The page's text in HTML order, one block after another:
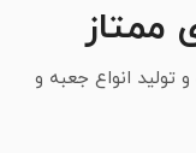
ممتاز
انواع جعبه و